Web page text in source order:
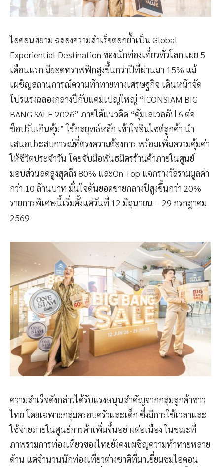
ไอคอนสยาม ฉลองความสำเร็จตอกย้ำเป็น Global
Experiential Destination ของนักท่องเที่ยวทั่วโลก เผย 5
เดือนแรก มียอดทราฟฟิกสูงขึ้นกว่าปีที่ผ่านมา 15% แม้
เผชิญสถานการณ์ความท้าทายทางเศรษฐกิจ เดินหน้าจัด
โปรแรงฉลองกลางปีกับแคมเปญใหญ่ “ICONSIAM BIG
BANG SALE 2026” ภายใต้แนวคิด “คุ้มเลเวลอัป 6 ต่อ
ช็อปรับเกินคุ้ม” ใช้กลยุทธ์หลัก เข้าใจอินไซต์ลูกค้า นำ
เสนอประสบการณ์ที่ตรงความต้องการ พร้อมเพิ่มความคุ้มค่า
ให้ชีวิตประจำวัน โดยจับมือพันธมิตรร้านค้าภายในศูนย์
มอบส่วนลดสูงสุดถึง 80% และOn Top แจกรางวัลรวมมูลค่า
กว่า 10 ล้านบาท มั่นใจดันยอดขายกลางปีสูงขึ้นกว่า 20%
รายการพิเศษนี้เริ่มตั้งแต่วันที่ 12 มิถุนายน – 29 กรกฎาคม
2569
ความสำเร็จดังกล่าวได้รับแรงหนุนสำคัญจากกลุ่มลูกค้าชาว
ไทย โดยเฉพาะกลุ่มครอบครัวและเด็ก ซึ่งมีการใช้เวลาและ
ใช้จ่ายภายในศูนย์การค้าเพิ่มขึ้นอย่างต่อเนื่อง ในขณะที่
ภาพรวมการท่องเที่ยวของไทยยังคงเผชิญความท้าทายหลาย
ด้าน แต่จำนวนนักท่องเที่ยวต่างชาติที่มาเยี่ยมชมไอคอน